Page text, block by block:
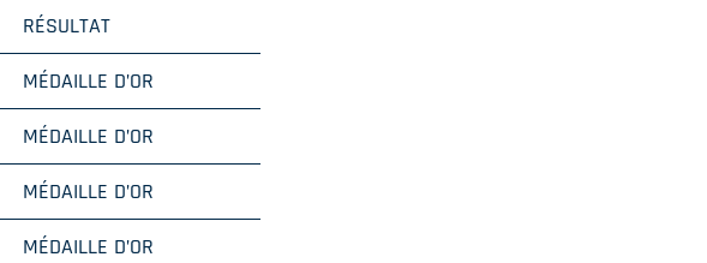
RÉSULTAT
MÉDAILLE D’OR
MÉDAILLE D’OR
MÉDAILLE D’OR
MÉDAILLE D’OR